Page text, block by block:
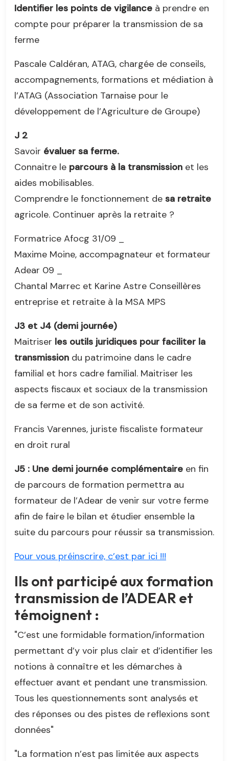
Identifier les points de vigilance à prendre en
compte pour préparer la transmission de sa
ferme
Pascale Caldéran, ATAG, chargée de conseils,
accompagnements, formations et médiation à
l’ATAG (Association Tarnaise pour le
développement de l’Agriculture de Groupe)
J 2
Savoir évaluer sa ferme.
Connaitre le parcours à la transmission et les
aides mobilisables.
Comprendre le fonctionnement de sa retraite
agricole. Continuer après la retraite ?
Formatrice Afocg 31/09 _
Maxime Moine, accompagnateur et formateur
Adear 09 _
Chantal Marrec et Karine Astre Conseillères
entreprise et retraite à la MSA MPS
J3 et J4 (demi journée)
Maitriser les outils juridiques pour faciliter la
transmission du patrimoine dans le cadre
familial et hors cadre familial. Maitriser les
aspects fiscaux et sociaux de la transmission
de sa ferme et de son activité.
Francis Varennes, juriste fiscaliste formateur
en droit rural
J5 : Une demi journée complémentaire en fin
de parcours de formation permettra au
formateur de l’Adear de venir sur votre ferme
afin de faire le bilan et étudier ensemble la
suite du parcours pour réussir sa transmission.
Pour vous préinscrire, c’est par ici !!!
Ils ont participé aux formation
transmission de l’ADEAR et
témoignent :
"C’est une formidable formation/information
permettant d’y voir plus clair et d’identifier les
notions à connaître et les démarches à
effectuer avant et pendant une transmission.
Tous les questionnements sont analysés et
des réponses ou des pistes de reflexions sont
données"
"La formation n’est pas limitée aux aspects